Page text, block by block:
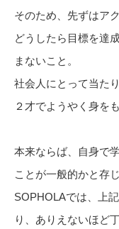
そのため、先ずはア
どうしたら目標を達
まないこと。
社会人にとって当た
２才でようやく身を
本来ならば、自身で
ことが一般的かと存
SOPHOLAでは、上
り、ありえないほど